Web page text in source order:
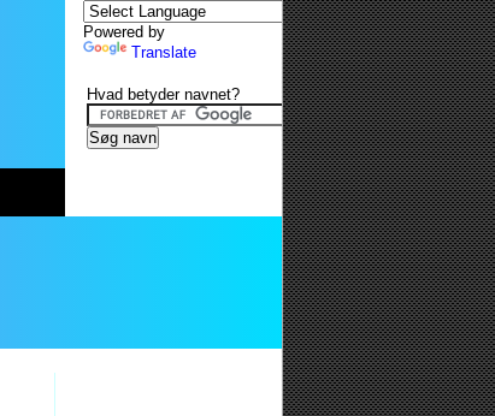
Powered by
Translate
Hvad betyder navnet?